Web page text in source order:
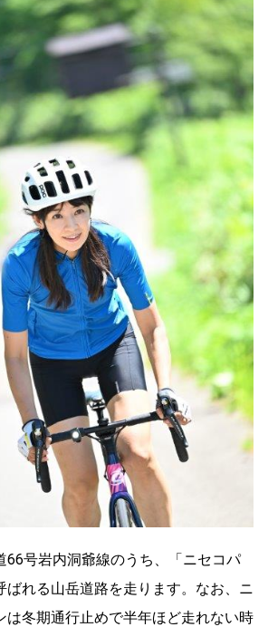
66号岩内洞爺線のうち、「ニセコパ
ばれる山岳道路を走ります。なお、ニ
は冬期通行止めで半年ほど走れない時